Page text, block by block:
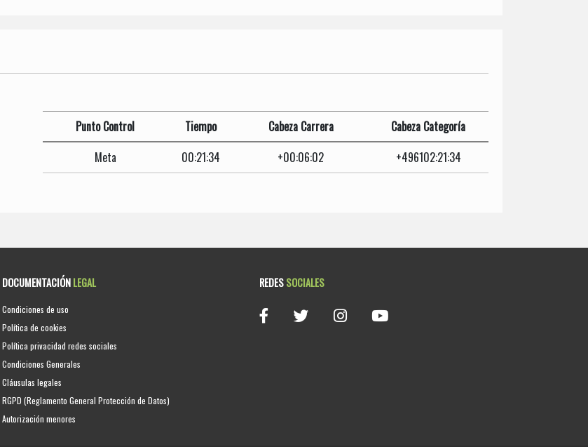
Punto Control Tiempo Cabeza Carrera
Cabeza Categoría
Meta
00:21:34 +00:06:02 +496102:21:34
DOCUMENTACIÓNLEGAL
Condiciones de uso
Política de cookies
Política privacidad redes sociales
Condiciones Generales
Cláusulas legales
RGPD (Reglamento General Protección de Datos)
Autorización menores
REDESSOCIALES